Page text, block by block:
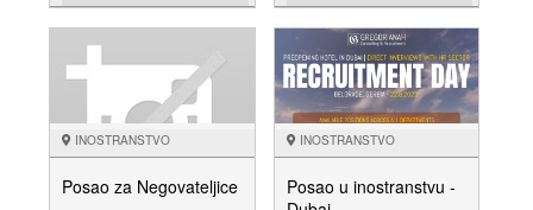
NUDIM
INOSTRANSTVO
Posao za Negovateljice
INOSTRANSTVO
Posao u inostranstvu -